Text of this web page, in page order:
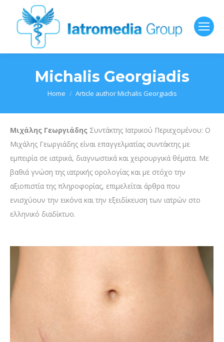
Michalis Georgiadis
You are here:
Home Article author Michalis Georgiadis
Μιχάλης Γεωργιάδης Συντάκτης Ιατρικού Περιεχομένου: Ο
Μιχάλης Γεωργιάδης είναι επαγγελματίας συντάκτης με
εμπειρία σε ιατρικά, διαγνωστικά και χειρουργικά θέματα. Με
βαθιά γνώση της ιατρικής ορολογίας και με στόχο την
αξιοπιστία της πληροφορίας, επιμελείται άρθρα που
ενισχύουν την εικόνα και την εξειδίκευση των ιατρών στο
ελληνικό διαδίκτυο.